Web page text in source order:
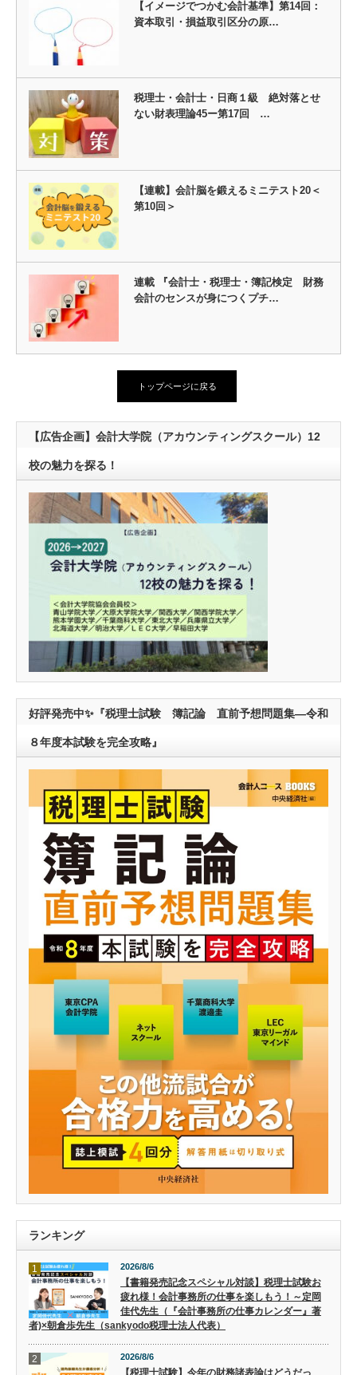
【イメージでつかむ会計基準】第14回：
資本取引・損益取引区分の原…
税理士・会計士・日商１級 絶対落とせ
ない財表理論45ー第17回 …
【連載】会計脳を鍛えるミニテスト20＜
第10回＞
連載 『会計士・税理士・簿記検定 財務
会計のセンスが身につくプチ…
トップページに戻る
【広告企画】会計大学院（アカウンティングスクール）12
校の魅力を探る！
好評発売中✨『税理士試験 簿記論 直前予想問題集―令和
８年度本試験を完全攻略』
ランキング
1 2026/8/6
【書籍発売記念スペシャル対談】税理士試験お
疲れ様！会計事務所の仕事を楽しもう！～定岡
佳代先生（『会計事務所の仕事カレンダー』著
者)×朝倉歩先生（sankyodo税理士法人代表）
2 2026/8/6
【税理士試験】今年の財務諸表論はどうだっ